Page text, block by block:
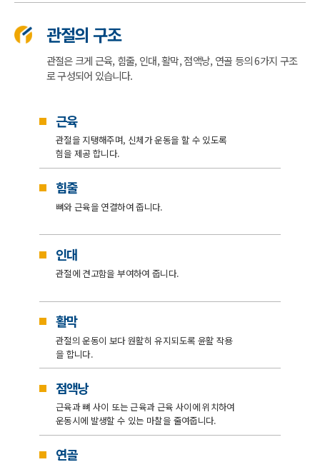
관절의 구조
관절은 크게 근육, 힘줄, 인대, 활막, 점액낭, 연골 등의 6가지 구조
로 구성되어 있습니다.
근육
관절을 지탱해주며, 신체가 운동을 할 수 있도록
힘을 제공 합니다.
힘줄
뼈와 근육을 연결하여 줍니다.
인대
관절에 견고함을 부여하여 줍니다.
활막
관절의 운동이 보다 원활히 유지되도록 윤활 작용
을 합니다.
점액낭
근육과 뼈 사이 또는 근육과 근육 사이에 위치하여
운동시에 발생할 수 있는 마찰을 줄여줍니다.
연골